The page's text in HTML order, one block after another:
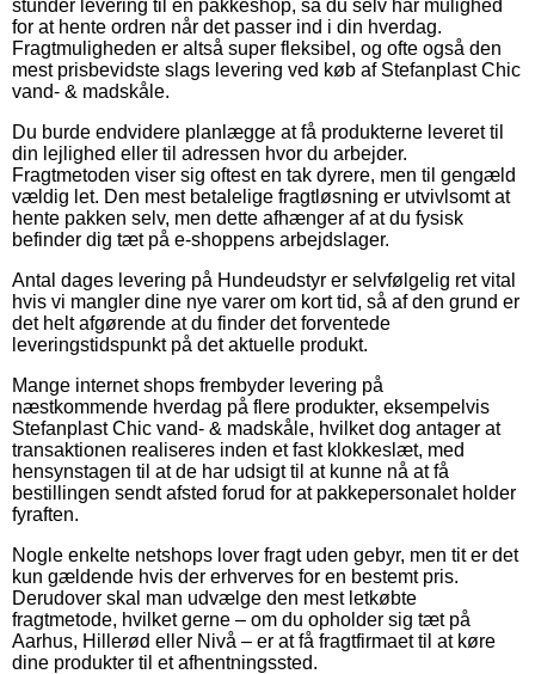
stunder levering til en pakkeshop, så du selv har mulighed
for at hente ordren når det passer ind i din hverdag.
Fragtmuligheden er altså super fleksibel, og ofte også den
mest prisbevidste slags levering ved køb af Stefanplast Chic
vand- & madskåle.
Du burde endvidere planlægge at få produkterne leveret til
din lejlighed eller til adressen hvor du arbejder.
Fragtmetoden viser sig oftest en tak dyrere, men til gengæld
vældig let. Den mest betalelige fragtløsning er utvivlsomt at
hente pakken selv, men dette afhænger af at du fysisk
befinder dig tæt på e-shoppens arbejdslager.
Antal dages levering på Hundeudstyr er selvfølgelig ret vital
hvis vi mangler dine nye varer om kort tid, så af den grund er
det helt afgørende at du finder det forventede
leveringstidspunkt på det aktuelle produkt.
Mange internet shops frembyder levering på
næstkommende hverdag på flere produkter, eksempelvis
Stefanplast Chic vand- & madskåle, hvilket dog antager at
transaktionen realiseres inden et fast klokkeslæt, med
hensynstagen til at de har udsigt til at kunne nå at få
bestillingen sendt afsted forud for at pakkepersonalet holder
fyraften.
Nogle enkelte netshops lover fragt uden gebyr, men tit er det
kun gældende hvis der erhverves for en bestemt pris.
Derudover skal man udvælge den mest letkøbte
fragtmetode, hvilket gerne – om du opholder sig tæt på
Aarhus, Hillerød eller Nivå – er at få fragtfirmaet til at køre
dine produkter til et afhentningssted.